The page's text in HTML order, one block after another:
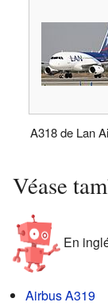
A318 de Lan
Véase
En
Airbus A319